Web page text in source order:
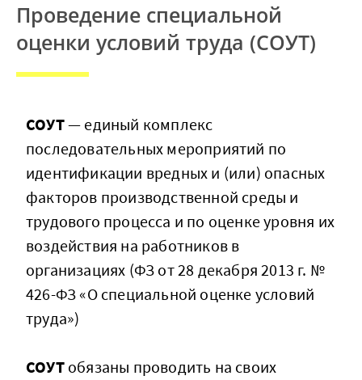
Проведение специальной
оценки условий труда (СОУТ)
СОУТ— единый комплекс
последовательных мероприятий по
идентификации вредных и (или) опасных
факторов производственной среды и
трудового процесса и по оценке уровня их
воздействия на работников в
организациях (ФЗ от 28 декабря 2013 г. №
426-ФЗ «О специальной оценке условий
труда»)
СОУТобязаны проводить на своих